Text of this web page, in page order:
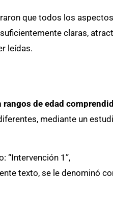
que todos los
claras,
leídas.
rangos de edad
mediante un
“Intervención 1”,
texto, se le denominó